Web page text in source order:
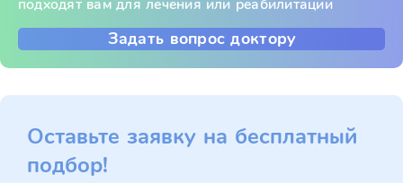
подходят вам для лечения или реабилитации
Задать вопрос доктору
Оставьте заявку на бесплатный
подбор!